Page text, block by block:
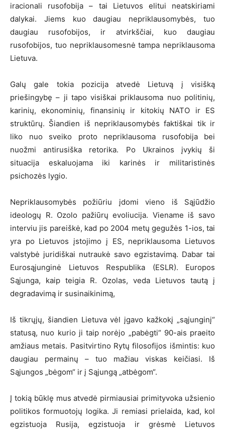
iracionali rusofobija – tai Lietuvos elitui neatskiriami
dalykai. Jiems kuo daugiau nepriklausomybės, tuo
daugiau rusofobijos, ir atvirkščiai, kuo daugiau
rusofobijos, tuo nepriklausomesnė tampa nepriklausoma
Lietuva.
Galų gale tokia pozicija atvedė Lietuvą į visišką
priešingybę – ji tapo visiškai priklausoma nuo politinių,
karinių, ekonominių, finansinių ir kitokių NATO ir ES
struktūrų. Šiandien iš nepriklausomybės faktiškai tik ir
liko nuo sveiko proto nepriklausoma rusofobija bei
nuožmi antirusiška retorika. Po Ukrainos įvykių ši
situacija eskaluojama iki karinės ir militaristinės
psichozės lygio.
Nepriklausomybės požiūriu įdomi vieno iš Sąjūdžio
ideologų R. Ozolo pažiūrų evoliucija. Viename iš savo
interviu jis pareiškė, kad po 2004 metų gegužės 1-ios, tai
yra po Lietuvos įstojimo į ES, nepriklausoma Lietuvos
valstybė juridiškai nutraukė savo egzistavimą. Dabar tai
Eurosąjunginė Lietuvos Respublika (ESLR). Europos
Sąjunga, kaip teigia R. Ozolas, veda Lietuvos tautą į
degradavimą ir susinaikinimą,
Iš tikrųjų, šiandien Lietuva vėl įgavo kažkokį „sąjunginį“
statusą, nuo kurio ji taip norėjo „pabėgti“ 90-ais praeito
amžiaus metais. Pasitvirtino Rytų filosofijos išmintis: kuo
daugiau permainų – tuo mažiau viskas keičiasi. Iš
Sąjungos „bėgom“ ir į Sąjungą „atbėgom“.
Į tokią būklę mus atvedė pirmiausiai primityvoka užsienio
politikos formuotojų logika. Ji remiasi prielaida, kad, kol
egzistuoja Rusija, egzistuoja ir grėsmė Lietuvos